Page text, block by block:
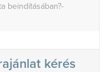
beindításában?-
kérés